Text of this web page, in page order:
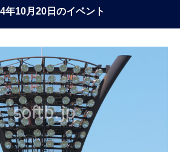
年10月20日のイベント